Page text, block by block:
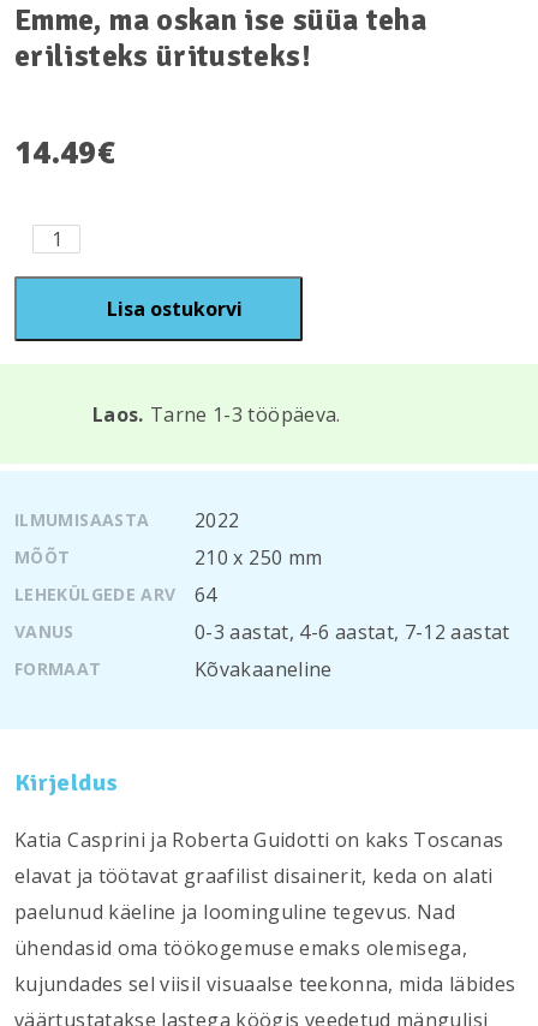
Emme, ma oskan ise süüa teha
erilisteks üritusteks!
14.49€
Emme,
ma
oskan
üritusteks!
Lisa ostukorvi
Laos. Tarne 1-3 tööpäeva.
ILMUMISAASTA 2022
MÕÕT 210 х 250 mm
LEHEKÜLGEDE ARV 64
VANUS 0-3 aastat, 4-6 aastat, 7-12 aastat
FORMAAT Kõvakaaneline
Kirjeldus
Katia Casprini ja Roberta Guidotti on kaks Toscanas
elavat ja töötavat graafilist disainerit, keda on alati
paelunud käeline ja loominguline tegevus. Nad
ühendasid oma töökogemuse emaks olemisega,
kujundades sel viisil visuaalse teekonna, mida läbides
väärtustatakse lastega köögis veedetud mängulisi